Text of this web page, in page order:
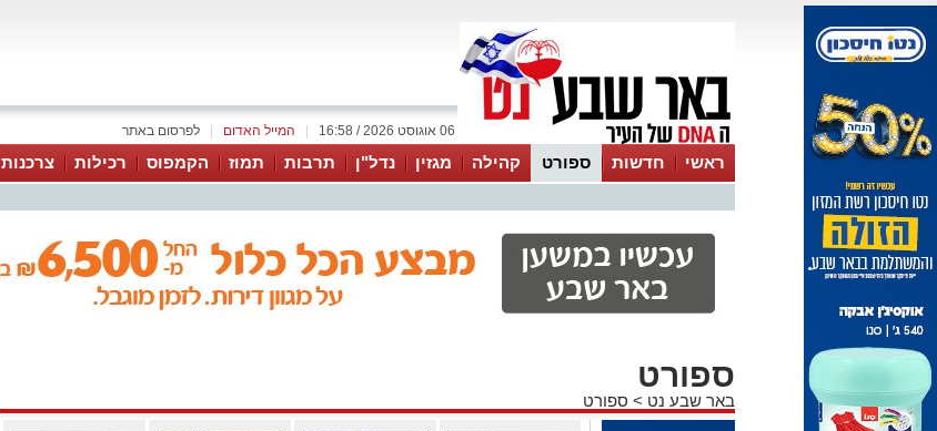
לפרסום באתר המייל האדום 06 אוגוסט 2026 / 16:58
ראשי חדשות ספורט קהילה מגזין נדל"ן תרבות תמוז הקמפוס רכילות צרכנות
ספורט
באר שבע נט > ספורט